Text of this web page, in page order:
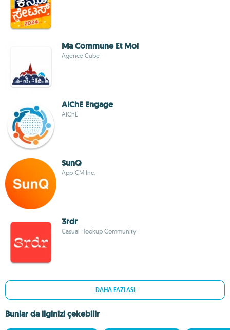
Ma Commune Et Moi
Agence Cube
AIChE Engage
AIChE
SunQ
App-CM Inc.
3rdr
Casual Hookup Community
DAHA FAZLASI
Bunlar da ilginizi çekebilir